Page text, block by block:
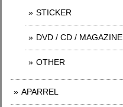
STICKER
DVD / CD / MAGAZINE
OTHER
APARREL